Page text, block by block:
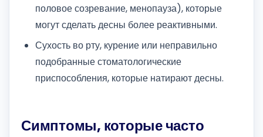
половое созревание, менопауза), которые
могут сделать десны более реактивными.
Сухость во рту, курение или неправильно
подобранные стоматологические
приспособления, которые натирают десны.
Симптомы, которые часто